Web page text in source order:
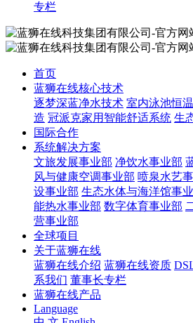
专栏
首页
蓝狮在线核心技术
逐梦深蓝净水技术 室内泳池恒
造 冠派克家用智能舒适系统 生
国际合作
系统解决方案
文旅发展事业部 净饮水事业部
风与健康空调事业部 喷泉水艺
设事业部 生态水体与海洋馆事
能热水事业部 数字体育事业部
营事业部
全球项目
关于蓝狮在线
蓝狮在线介绍 蓝狮在线资质
系我们 董事长专栏
蓝狮在线产品
Language